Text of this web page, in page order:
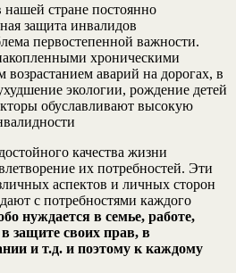
стране постоянно
защита инвалидов
первостепенной важности.
хроническими
аварий на дорогах, в
экологии, рождение детей
обуславливают высокую
качества жизни
их потребностей. Эти
аспектов и личных сторон
с потребностями каждого
нуждается в семье, работе,
защите своих прав, в
и т.д. и поэтому к каждому